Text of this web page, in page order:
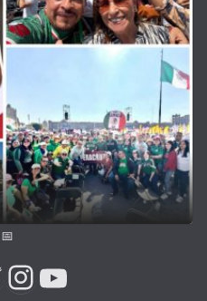
📅
Instagram
YouTube